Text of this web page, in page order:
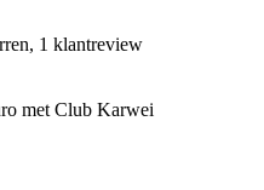
1 klantreview
met Club Karwei